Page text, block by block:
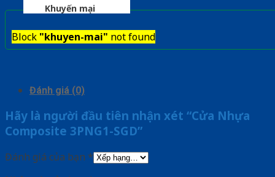
Khuyến mại
Block "khuyen-mai" not found
Đánh giá (0)
Hãy là người đầu tiên nhận xét “Cửa Nhựa
Composite 3PNG1-SGD”
Đánh giá của bạn *